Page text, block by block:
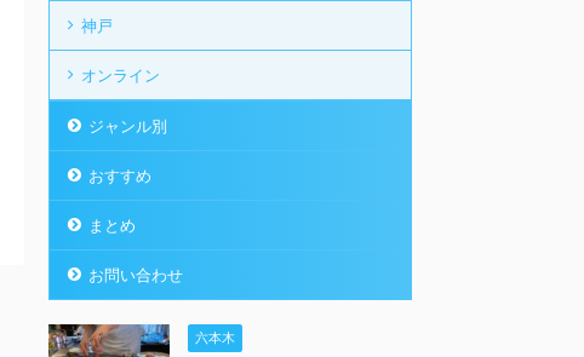
神戸
オンライン
ジャンル別
おすすめ
まとめ
お問い合わせ
六本木